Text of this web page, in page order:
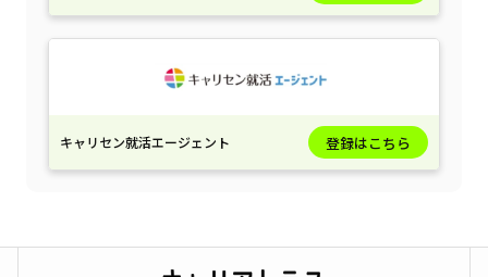
キャリセン就活エージェント 登録はこちら